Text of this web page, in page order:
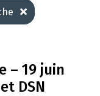
– 19 juin
DSN